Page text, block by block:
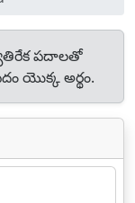
పదాలతో
యొక్క అర్థం.